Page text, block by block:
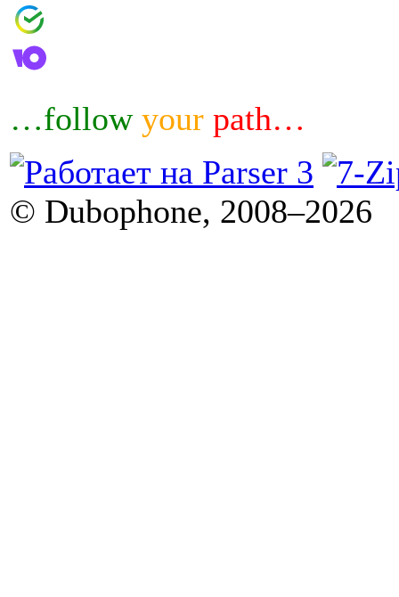
…follow your path…
© Dubophone, 2008–2026